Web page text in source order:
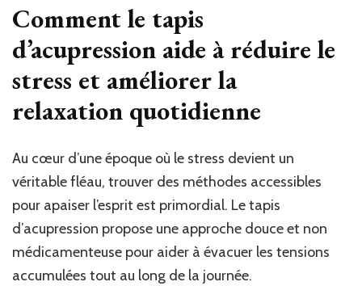
Comment le tapis
d’acupression aide à réduire le
stress et améliorer la
relaxation quotidienne
Au cœur d’une époque où le stress devient un
véritable fléau, trouver des méthodes accessibles
pour apaiser l’esprit est primordial. Le tapis
d’acupression propose une approche douce et non
médicamenteuse pour aider à évacuer les tensions
accumulées tout au long de la journée.